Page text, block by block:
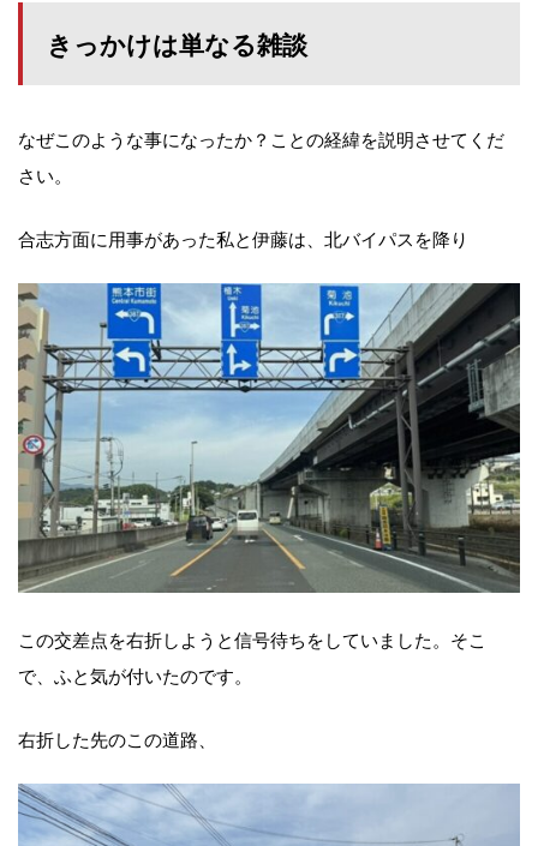
きっかけは単なる雑談
なぜこのような事になったか？ことの経緯を説明させてくだ
さい。
合志方面に用事があった私と伊藤は、北バイパスを降り
この交差点を右折しようと信号待ちをしていました。そこ
で、ふと気が付いたのです。
右折した先のこの道路、